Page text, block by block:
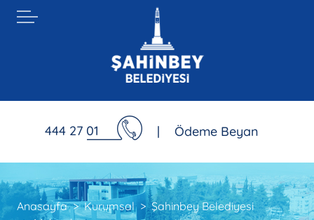
444 27 01 | Ödeme Beyan
Anasayfa Kurumsal
Şahinbey Belediyesi